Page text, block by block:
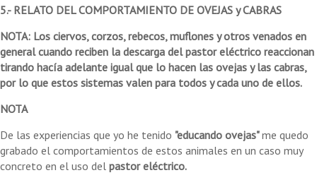
5.- RELATO DEL COMPORTAMIENTO DE OVEJAS y CABRAS
NOTA: Los ciervos, corzos, rebecos, muflones y otros venados en
general cuando reciben la descarga del pastor eléctrico reaccionan
tirando hacía adelante igual que lo hacen las ovejas y las cabras,
por lo que estos sistemas valen para todos y cada uno de ellos.
NOTA
De las experiencias que yo he tenido "educando ovejas"me quedo
grabado el comportamientos de estos animales en un caso muy
concreto en el uso del pastor eléctrico.